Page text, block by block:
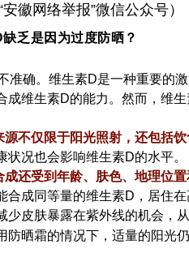
徽网络举报”微信公众号）
乏是因为过度防晒？
准确。维生素D是一种重要的
成维生素D的能力。然而，维
不仅限于阳光照射，还包括饮
状况也会影响维生素D的水平。
还受到年龄、肤色、地理位置
合成同等量的维生素D，居住
少皮肤暴露在紫外线的机会，
防晒霜的情况下，适量的阳光